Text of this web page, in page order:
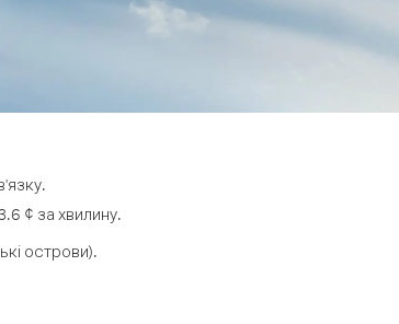
¢ за хвилину.
острови).